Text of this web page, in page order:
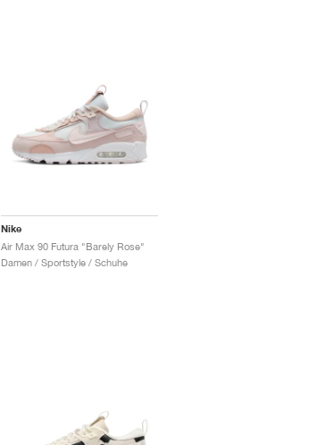
Nike
Air Max 90 Futura "Barely Rose"
Damen / Sportstyle / Schuhe